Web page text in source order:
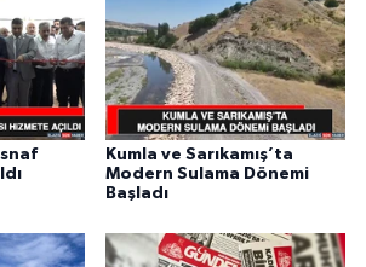
Kumla ve Sarıkamış’ta
Modern Sulama Dönemi
Başladı